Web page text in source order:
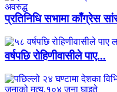
प्रतिनिधि सभामा काँग्रेस
वर्षपछि रोहिणीवासीले पाए...